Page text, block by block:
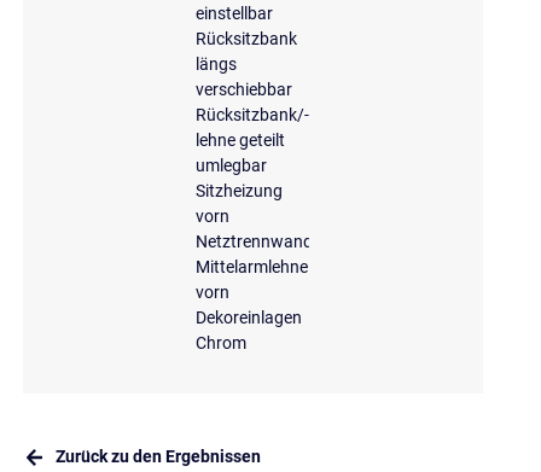
einstellbar
Rücksitzbank
längs
verschiebbar
Rücksitzbank/-
lehne geteilt
umlegbar
Sitzheizung
vorn
Netztrennwand
Mittelarmlehne
vorn
Dekoreinlagen
Chrom
Zurück zu den Ergebnissen